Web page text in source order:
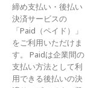
締め支払い・後払い
決済サービスの
「Paid（ペイド）」
をご利用いただけま
す。 Paidは企業間の
支払い方法として利
用できる後払いの決